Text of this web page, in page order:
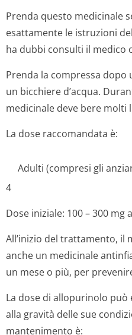
Prenda questo medicinale
esattamente le istruzioni
ha dubbi consulti il medico
Prenda la compressa dopo
un bicchiere d’acqua.
medicinale deve bere molti
La dose raccomandata è:
Adulti (compresi gli
4
Dose iniziale: 100 – 300 mg
All’inizio del trattamento, il
anche un medicinale
un mese o più, per
La dose di allopurinolo può
alla gravità delle sue
mantenimento è: